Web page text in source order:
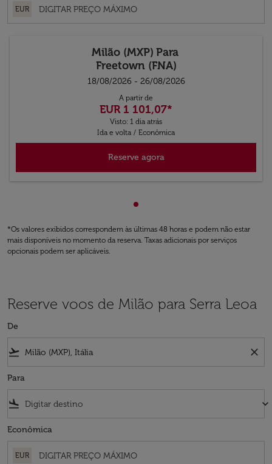
EUR
Milão (MXP) Para
Freetown (FNA)
18/08/2026 - 26/08/2026
A partir de
EUR 1 101,07*
Visto: 1 dia atrás
Ida e volta / Econômica
Reserve agora
Mostrando de cmp-
*Os valores exibidos correspondem às últimas 48 horas e podem não estar
mais disponíveis no momento da reserva. Taxas adicionais por serviços
opcionais podem ser aplicáveis.
Reserve voos de Milão para Serra Leoa
De
flight_takeoff close
Para
flight_land keyboard_arrow_down
Econômica
EUR